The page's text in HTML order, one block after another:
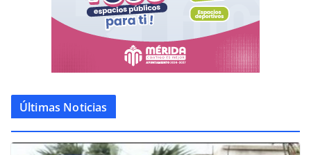
Últimas Noticias